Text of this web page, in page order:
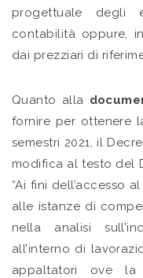
progettuale degli
contabilità oppure,
dai prezziari di
Quanto alla
fornire per ottenere
semestri 2021, il
modifica al testo del
“Ai fini dell’accesso
alle istanze di
nella analisi
all’interno di
appaltatori ove